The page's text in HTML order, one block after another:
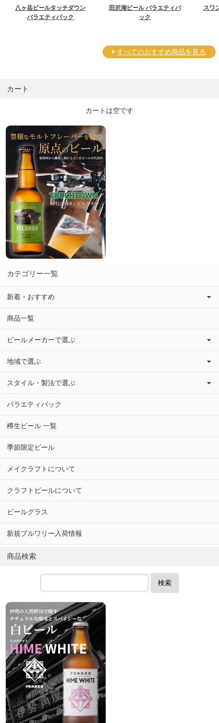
八ヶ岳ビールタッチダウン
バラエティパック
田沢湖ビール バラエティパ
ック
スワ
すべてのおすすめ商品を見る
カート
カートは空です
カテゴリー一覧
新着・おすすめ
商品一覧
ビールメーカーで選ぶ
地域で選ぶ
スタイル・製法で選ぶ
バラエティパック
樽生ビール 一覧
季節限定ビール
メイクラフトについて
クラフトビールについて
ビールグラス
新規ブルワリー入荷情報
商品検索
検索